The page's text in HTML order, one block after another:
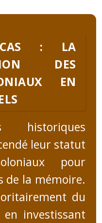
: LA
DES
EN
historiques
leur statut
pour
de la mémoire.
du
investissant